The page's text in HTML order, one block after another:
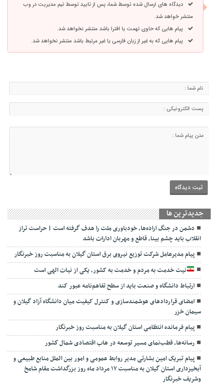
دیدگاه های ارسال شده توسط شما، پس از تایید توسط تیم مدیریت در وب
منتشر خواهد شد.
پیام هایی که حاوی تهمت یا افترا باشد منتشر نخواهد شد.
پیام هایی که به غیر از زبان فارسی یا غیر مرتبط باشد منتشر نخواهد شد.
جديدترين ها
دشمن در جنگ اراده‌ها، خودباوری ملت را هدف گرفته است | حراست تراز
انقلاب باید چشم بینا، قاطع و مهربان ادارات باشد
پیام مدیرعامل شرکت توزیع نیروی برق استان گیلان به مناسبت روز خبرنگار ‌
نیت خدمت به مردم و خدمت به کشور، یکی از نیات الهی است
ارتباط دانشگاه و صنعت باید از سطح تفاهم‌نامه عبور کند
امضای قراردادهای هوشمندسازی و کنترل کیفیت میان دانشگاه آزاد گیلان و
سیمان خزر
پیام فرمانده انتظامی استان گیلان به مناسبت روز خبرنگار
رسانه‌ها، قطب‌نمای مسیر توسعه در هاب اقتصادی شمال كشور
پیام تبریک امین بشارتی مدیر روابط عمومی و امور بین الملل منابع طبیعی و
آبخیزداری استان گیلان به مناسبت ۱۷ مرداد ماه روز بزرگداشت مقام شامخ
وشریف خبرنگار